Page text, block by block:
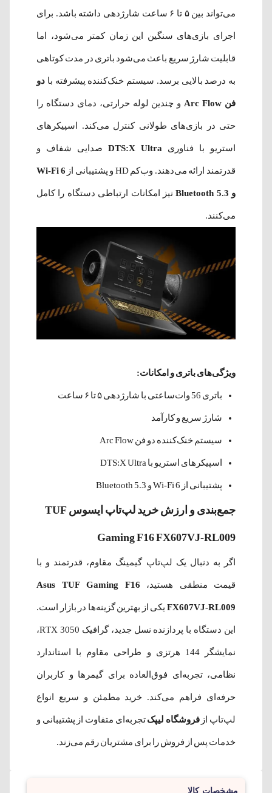
می‌تواند بین ۵ تا ۶ ساعت شارژدهی داشته باشد. برای
اجرای بازی‌های سنگین این زمان کمتر می‌شود، اما
قابلیت شارژ سریع باعث می‌شود باتری در مدت کوتاهی
به درصد بالایی برسد. سیستم خنک‌کننده پیشرفته با دو
فن Arc Flow و چندین لوله حرارتی، دمای دستگاه را
حتی در بازی‌های طولانی کنترل می‌کند. اسپیکرهای
استریو با فناوری DTS:X Ultra صدایی شفاف و
قدرتمند ارائه می‌دهند. وب‌کم HD و پشتیبانی از Wi-Fi 6
و Bluetooth 5.3 نیز امکانات ارتباطی دستگاه را کامل
می‌کنند.
ویژگی‌های باتری و امکانات:
باتری 56 وات‌ساعتی با شارژدهی ۵ تا ۶ ساعت
شارژ سریع و کارآمد
سیستم خنک‌کننده دو فن Arc Flow
اسپیکرهای استریو با DTS:X Ultra
پشتیبانی از Wi-Fi 6 و Bluetooth 5.3
جمع‌بندی و ارزش خرید لپ‌تاپ ایسوس TUF
Gaming F16 FX607VJ-RL009
اگر به دنبال یک لپ‌تاپ گیمینگ مقاوم، قدرتمند و با
قیمت منطقی هستید، Asus TUF Gaming F16
FX607VJ-RL009 یکی از بهترین گزینه‌ها در بازار است.
این دستگاه با پردازنده نسل جدید، گرافیک RTX 3050،
نمایشگر 144 هرتزی و طراحی مقاوم با استاندارد
نظامی، تجربه‌ای فوق‌العاده برای گیمرها و کاربران
حرفه‌ای فراهم می‌کند. خرید مطمئن و سریع انواع
لپ‌تاپ ازفروشگاه لیپکتجربه‌ای متفاوت از پشتیبانی و
خدمات پس از فروش را برای مشتریان رقم می‌زند.
مشخصات کالا